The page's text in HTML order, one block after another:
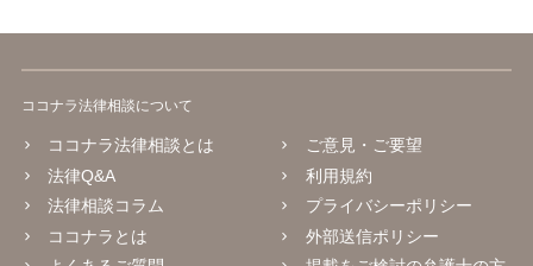
ココナラ法律相談について
ココナラ法律相談とは
法律Q&A
法律相談コラム
ココナラとは
ご意見・ご要望
利用規約
プライバシーポリシー
外部送信ポリシー